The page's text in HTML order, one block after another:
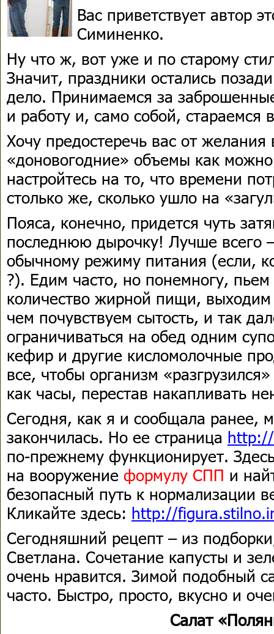
Вас приветствует автор
Симиненко.
Ну что ж, вот уже и по старому
Значит, праздники остались
дело. Принимаемся за
и работу и, само собой, стараемся
Хочу предостеречь вас от желания
«доновогодние» объемы как
настройтесь на то, что времени
столько же, сколько ушло на
Пояса, конечно, придется чуть
последнюю дырочку! Лучше всего
обычному режиму питания (если,
?). Едим часто, но понемногу,
количество жирной пищи, выходим
чем почувствуем сытость, и так
ограничиваться на обед одним
кефир и другие кисломолочные
все, чтобы организм
как часы, перестав накапливать
Сегодня, как я и сообщала ранее,
закончилась. Но ее страница
по-прежнему функционирует.
на вооружение формулу СПП и
безопасный путь к нормализации
Кликайте здесь: http://
Сегодняшний рецепт – из
Светлана. Сочетание капусты и
очень нравится. Зимой подобный
часто. Быстро, просто, вкусно и
Салат